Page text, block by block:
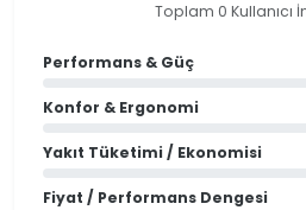
Toplam 0 Kullanıcı
Performans & Güç
Konfor & Ergonomi
Yakıt Tüketimi / Ekonomisi
Fiyat / Performans Dengesi